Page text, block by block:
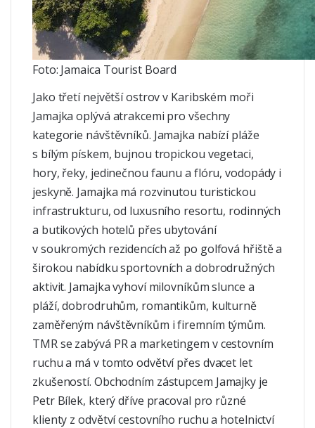
Foto: Jamaica Tourist Board
Jako třetí největší ostrov v Karibském moři
Jamajka oplývá atrakcemi pro všechny
kategorie návštěvníků. Jamajka nabízí pláže
s bílým pískem, bujnou tropickou vegetaci,
hory, řeky, jedinečnou faunu a flóru, vodopády i
jeskyně. Jamajka má rozvinutou turistickou
infrastrukturu, od luxusního resortu, rodinných
a butikových hotelů přes ubytování
v soukromých rezidencích až po golfová hřiště a
širokou nabídku sportovních a dobrodružných
aktivit. Jamajka vyhoví milovníkům slunce a
pláží, dobrodruhům, romantikům, kulturně
zaměřeným návštěvníkům i firemním týmům.
TMR se zabývá PR a marketingem v cestovním
ruchu a má v tomto odvětví přes dvacet let
zkušeností. Obchodním zástupcem Jamajky je
Petr Bílek, který dříve pracoval pro různé
klienty z odvětví cestovního ruchu a hotelnictví